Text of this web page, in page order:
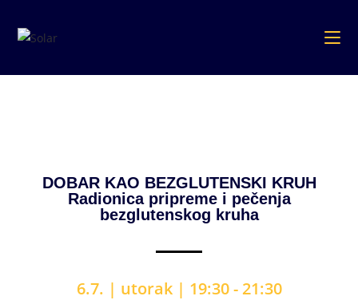
DOBAR KAO BEZGLUTENSKI KRUH
Radionica pripreme i pečenja
bezglutenskog kruha
6.7. | utorak | 19:30 - 21:30